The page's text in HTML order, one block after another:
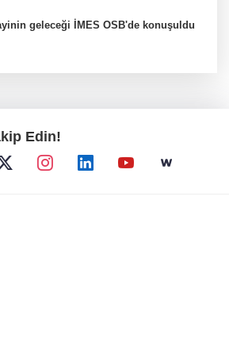
geleceği İMES OSB'de konuşuldu
Suudi Arabistan ve Pakistan ortak
anlaşması...
Edin!